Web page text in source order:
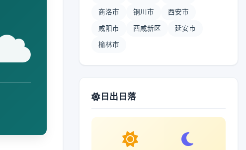
商洛市 铜川市 西安市
咸阳市 西咸新区 延安市
榆林市
日出日落